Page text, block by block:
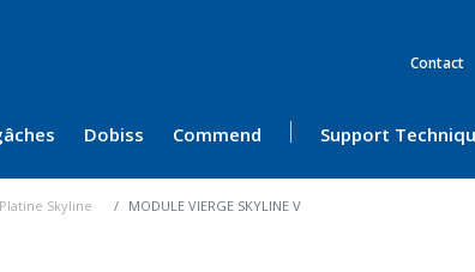
Contact
Dobiss Commend Support
Platine Skyline MODULE VIERGE SKYLINE V